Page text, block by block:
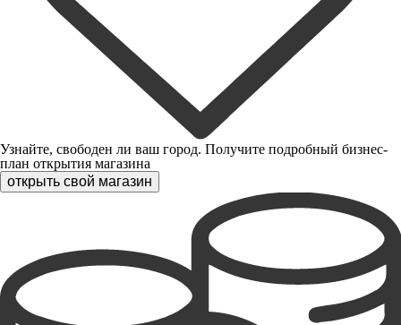
Узнайте, свободен ли ваш город. Получите подробный бизнес-
план открытия магазина
открыть свой магазин